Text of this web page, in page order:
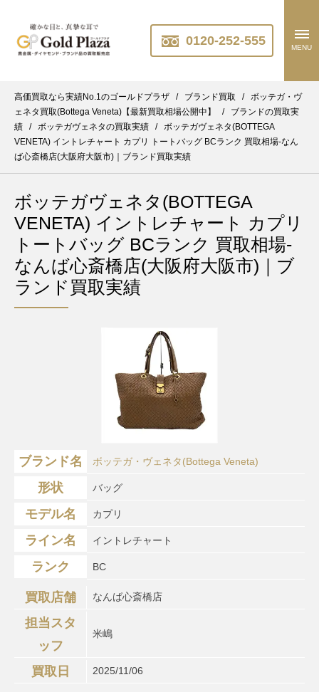
0120-252-555 MENU
高価買取なら実績No.1のゴールドプラザ / ブランド買取 / ボッテガ・ヴ
ェネタ買取(Bottega Veneta)【最新買取相場公開中】
/
ブランドの買取実
績
/ ボッテガヴェネタの買取実績 / ボッテガヴェネタ(BOTTEGA
VENETA) イントレチャート カプリ トートバッグ BCランク 買取相場-なん
ば心斎橋店(大阪府大阪市)｜ブランド買取実績
ボッテガヴェネタ(BOTTEGA
VENETA) イントレチャート カプリ
トートバッグ BCランク 買取相場-
なんば心斎橋店(大阪府大阪市)｜ブ
ランド買取実績
ブランド名 ボッテガ・ヴェネタ(Bottega Veneta)
形状 バッグ
モデル名 カプリ
ライン名 イントレチャート
ランク BC
買取店舗 なんば心斎橋店
担当スタ
ッフ
米嶋
買取日 2025/11/06